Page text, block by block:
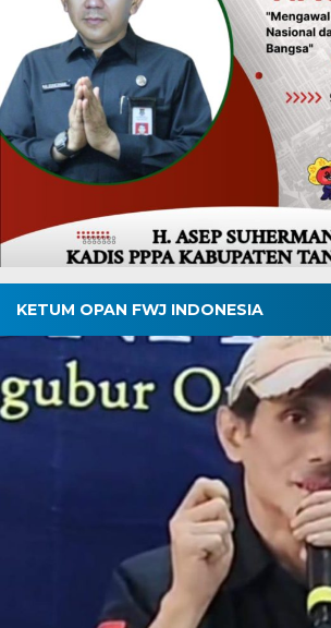
KETUM OPAN FWJ INDONESIA